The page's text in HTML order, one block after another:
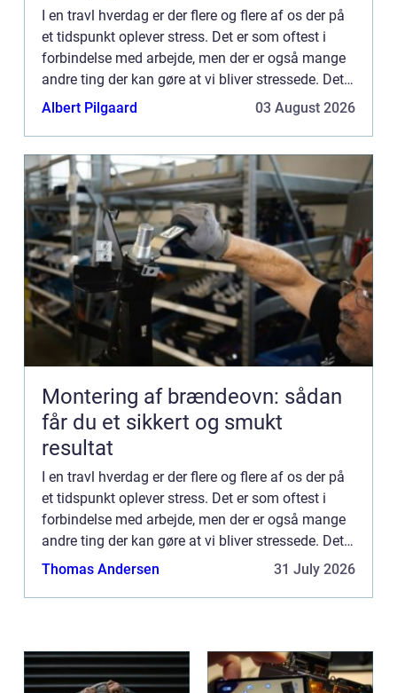
I en travl hverdag er der flere og flere af os der på
et tidspunkt oplever stress. Det er som oftest i
forbindelse med arbejde, men der er også mange
andre ting der kan gøre at vi bliver stressede. Det
er en god idé at kende...
Albert Pilgaard 03 August 2026
Montering af brændeovn: sådan
får du et sikkert og smukt
resultat
I en travl hverdag er der flere og flere af os der på
et tidspunkt oplever stress. Det er som oftest i
forbindelse med arbejde, men der er også mange
andre ting der kan gøre at vi bliver stressede. Det
er en god idé at kende...
Thomas Andersen 31 July 2026